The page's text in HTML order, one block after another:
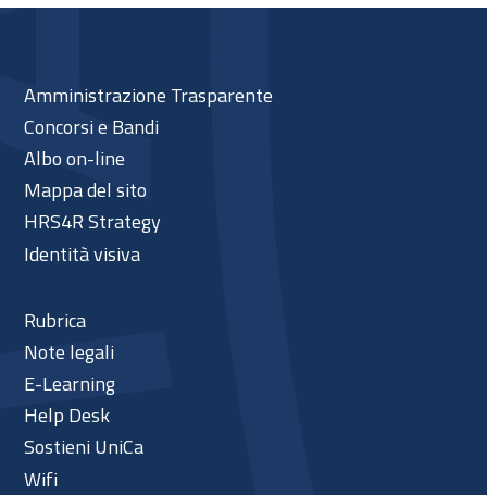
Amministrazione Trasparente
Concorsi e Bandi
Albo on-line
Mappa del sito
HRS4R Strategy
Identità visiva
Rubrica
Note legali
E-Learning
Help Desk
Sostieni UniCa
Wifi